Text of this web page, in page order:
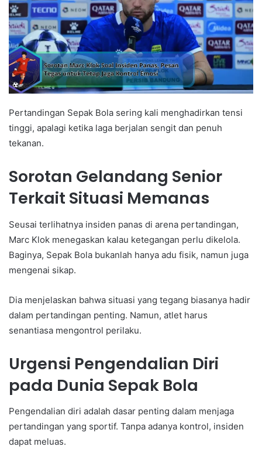
Pertandingan Sepak Bola sering kali menghadirkan tensi
tinggi, apalagi ketika laga berjalan sengit dan penuh
tekanan.
Sorotan Gelandang Senior
Terkait Situasi Memanas
Seusai terlihatnya insiden panas di arena pertandingan,
Marc Klok menegaskan kalau ketegangan perlu dikelola.
Baginya, Sepak Bola bukanlah hanya adu fisik, namun juga
mengenai sikap.
Dia menjelaskan bahwa situasi yang tegang biasanya hadir
dalam pertandingan penting. Namun, atlet harus
senantiasa mengontrol perilaku.
Urgensi Pengendalian Diri
pada Dunia Sepak Bola
Pengendalian diri adalah dasar penting dalam menjaga
pertandingan yang sportif. Tanpa adanya kontrol, insiden
dapat meluas.